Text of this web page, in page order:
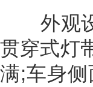
外观设
贯穿式灯
满;车身